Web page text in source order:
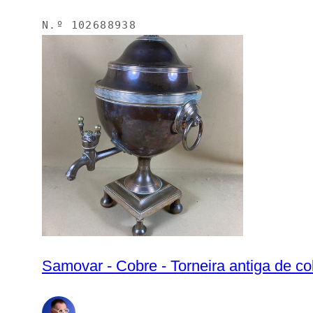
N.º 102688938
Samovar - Cobre - Torneira antiga de